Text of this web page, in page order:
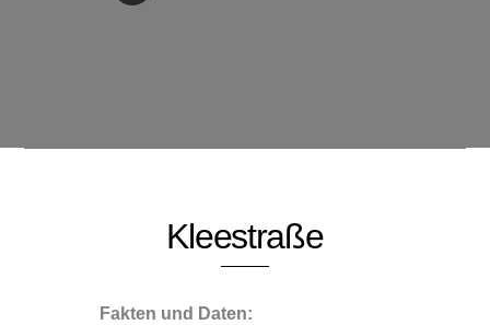
Kleestraße
Fakten und Daten: